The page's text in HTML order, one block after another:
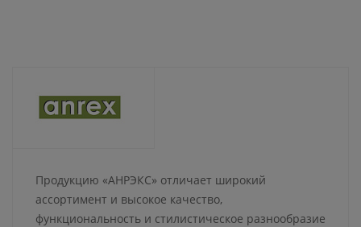
Продукцию «АНРЭКС» отличает широкий
ассортимент и высокое качество,
функциональность и стилистическое разнообразие